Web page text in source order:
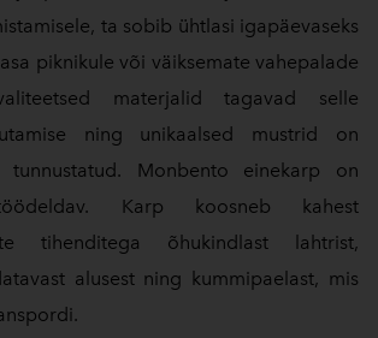
ta sobib ühtlasi igapäevaseks
piknikule või väiksemate vahepalade
materjalid tagavad selle
ning unikaalsed mustrid on
tunnustatud. Monbento einekarp on
Karp koosneb kahest
tihenditega õhukindlast lahtrist,
alusest ning kummipaelast, mis